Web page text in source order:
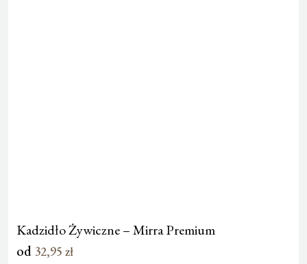
Kadzidło Żywiczne – Mirra Premium
od 32,95 zł